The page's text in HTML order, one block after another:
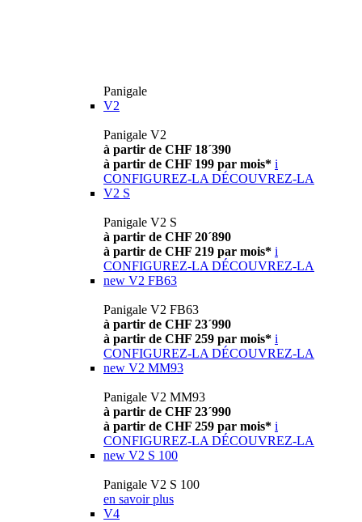
Panigale
V2
Panigale V2
à partir de CHF 18´390
à partir de CHF 199 par mois* i
CONFIGUREZ-LA DÉCOUVREZ-LA
V2 S
Panigale V2 S
à partir de CHF 20´890
à partir de CHF 219 par mois* i
CONFIGUREZ-LA DÉCOUVREZ-LA
new V2 FB63
Panigale V2 FB63
à partir de CHF 23´990
à partir de CHF 259 par mois* i
CONFIGUREZ-LA DÉCOUVREZ-LA
new V2 MM93
Panigale V2 MM93
à partir de CHF 23´990
à partir de CHF 259 par mois* i
CONFIGUREZ-LA DÉCOUVREZ-LA
new V2 S 100
Panigale V2 S 100
en savoir plus
V4